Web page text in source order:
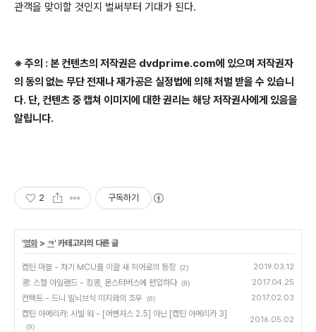
관객을 맞이할 것인지 벌써부터 기대가 된다.
※ 주의 : 본 컨텐츠의 저작권은 dvdprime.com에 있으며 저작권자
의 동의 없는 무단 전재나 재가공은 실정법에 의해 처벌 받을 수 있습니
다. 단, 컨텐츠 중 캡쳐 이미지에 대한 권리는 해당 저작권사에게 있음을
알립니다.
2 구독하기
'영화> ㅋ' 카테고리의 다른 글
캡틴 마블 - 차기 MCU를 이끌 새 히어로의 등장 (2) 2019.03.12
콩: 스컬 아일랜드 - 킹콩, 몬스터버스에 편입하다 (8) 2017.04.25
컨택트 - 드니 빌뇌브식 미지와의 조우 (6) 2017.02.03
캡틴 아메리카: 시빌 워 - [어벤져스 2.5] 아닌 [캡틴 아메리카 3]
(9)
2016.05.02